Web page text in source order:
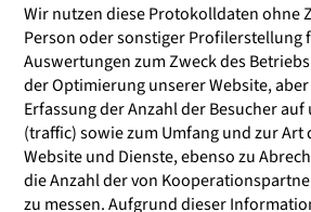
Wir nutzen diese Protokolldaten ohne
Person oder sonstiger Profilerstellung
Auswertungen zum Zweck des
der Optimierung unserer Website,
Erfassung der Anzahl der Besucher
(traffic) sowie zum Umfang und zur
Website und Dienste, ebenso zu
die Anzahl der von
zu messen. Aufgrund dieser